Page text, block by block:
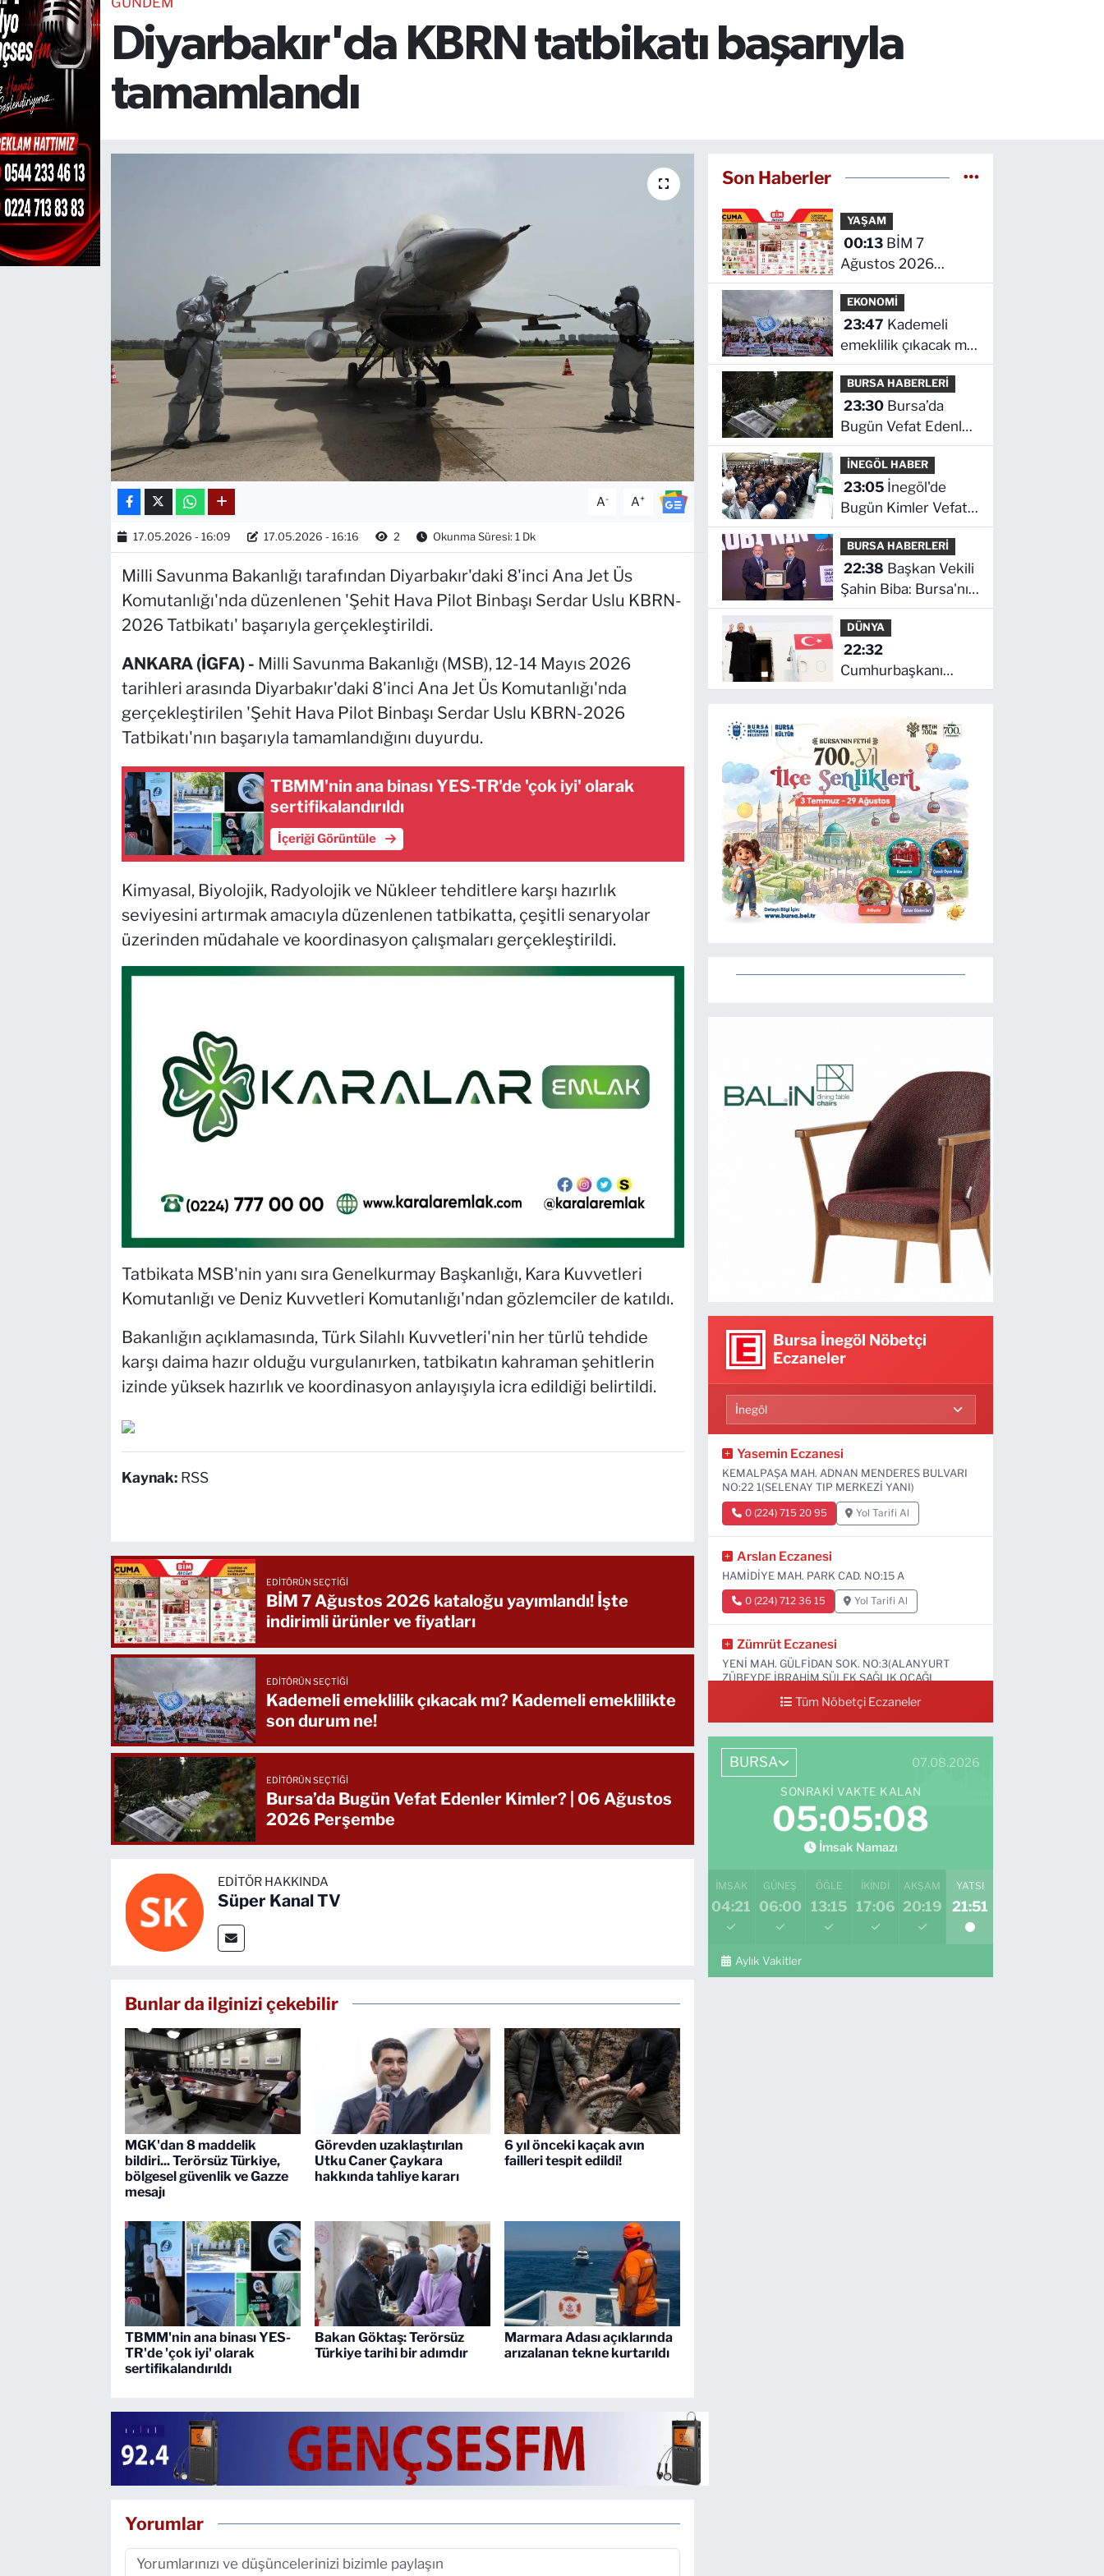
Diyarbakır'da KBRN tatbikatı başarıyla
tamamlandı
A- A+
17.05.2026 - 16:09 17.05.2026 - 16:16 2 Okunma Süresi: 1 Dk
Milli Savunma Bakanlığı tarafından Diyarbakır'daki 8'inci Ana Jet Üs
Komutanlığı'nda düzenlenen 'Şehit Hava Pilot Binbaşı Serdar Uslu KBRN-
2026 Tatbikatı' başarıyla gerçekleştirildi.
ANKARA (İGFA) - Milli Savunma Bakanlığı (MSB), 12-14 Mayıs 2026
tarihleri arasında Diyarbakır'daki 8'inci Ana Jet Üs Komutanlığı'nda
gerçekleştirilen 'Şehit Hava Pilot Binbaşı Serdar Uslu KBRN-2026
Tatbikatı'nın başarıyla tamamlandığını duyurdu.
TBMM'nin ana binası YES-TR'de 'çok iyi' olarak
sertifikalandırıldı
İçeriği Görüntüle
Kimyasal, Biyolojik, Radyolojik ve Nükleer tehditlere karşı hazırlık
seviyesini artırmak amacıyla düzenlenen tatbikatta, çeşitli senaryolar
üzerinden müdahale ve koordinasyon çalışmaları gerçekleştirildi.
Tatbikata MSB'nin yanı sıra Genelkurmay Başkanlığı, Kara Kuvvetleri
Komutanlığı ve Deniz Kuvvetleri Komutanlığı'ndan gözlemciler de katıldı.
Bakanlığın açıklamasında, Türk Silahlı Kuvvetleri'nin her türlü tehdide
karşı daima hazır olduğu vurgulanırken, tatbikatın kahraman şehitlerin
izinde yüksek hazırlık ve koordinasyon anlayışıyla icra edildiği belirtildi.
Kaynak: RSS
EDITÖRÜN SEÇTIĞI
BİM 7 Ağustos 2026 kataloğu yayımlandı! İşte
indirimli ürünler ve fiyatları
EDITÖRÜN SEÇTIĞI
Kademeli emeklilik çıkacak mı? Kademeli emeklilikte
son durum ne!
EDITÖRÜN SEÇTIĞI
Bursa’da Bugün Vefat Edenler Kimler? | 06 Ağustos
2026 Perşembe
EDITÖR HAKKINDA
Süper Kanal TV
Bunlar da ilginizi çekebilir
MGK'dan 8 maddelik
bildiri... Terörsüz Türkiye,
bölgesel güvenlik ve Gazze
mesajı
Görevden uzaklaştırılan
Utku Caner Çaykara
hakkında tahliye kararı
6 yıl önceki kaçak avın
failleri tespit edildi!
TBMM'nin ana binası YES-
TR'de 'çok iyi' olarak
sertifikalandırıldı
Bakan Göktaş: Terörsüz
Türkiye tarihi bir adımdır
Marmara Adası açıklarında
arızalanan tekne kurtarıldı
Yorumlar
Son Haberler
YAŞAM
00:13
Ağustos 2026
kataloğu yayımlandı!
İşte indirimli ürünler
ve fiyatları
EKONOMİ
23:47
emeklilik çıkacak mı?
Kademeli emeklilikte
son durum ne!
BURSA HABERLERİ
23:30
Bugün Vefat Edenler
Kimler? | 06 Ağustos
2026 Perşembe
İNEGÖL HABER
23:05
Bugün Kimler Vefat
Etti? | 06 Ağustos
2026 Perşembe
BURSA HABERLERİ
22:38
Şahin Biba: Bursa'nın
geleceğini bütüncül
anlayışla planlıyoruz
DÜNYA
22:32
Cumhurbaşkanı
Erdoğan, Suudi
Bursa İnegöl Nöbetçi
Eczaneler
Yasemin Eczanesi
KEMALPAŞA MAH. ADNAN MENDERES BULVARI
NO:22 1(SELENAY TIP MERKEZİ YANI)
0 (224) 715 20 95 Yol Tarifi Al
Arslan Eczanesi
HAMİDİYE MAH. PARK CAD. NO:15 A
0 (224) 712 36 15 Yol Tarifi Al
Zümrüt Eczanesi
YENİ MAH. GÜLFİDAN SOK. NO:3(ALANYURT
ZÜBEYDE İBRAHİM SÜLEK SAĞLIK OCAĞI
Tüm Nöbetçi Eczaneler
BURSA 07.08.2026
SONRAKI VAKTE KALAN
05:05:07
İmsak Namazı
İMSAK
04:21
GÜNEŞ
06:00
ÖĞLE
13:15
İKINDI
17:06
AKŞAM
20:19
YATSI
21:51
Aylık Vakitler
TEKNOLOJİ
CANLI DİNLE
RESMİ İLANLAR
Gencsesfm Canlı Dinle